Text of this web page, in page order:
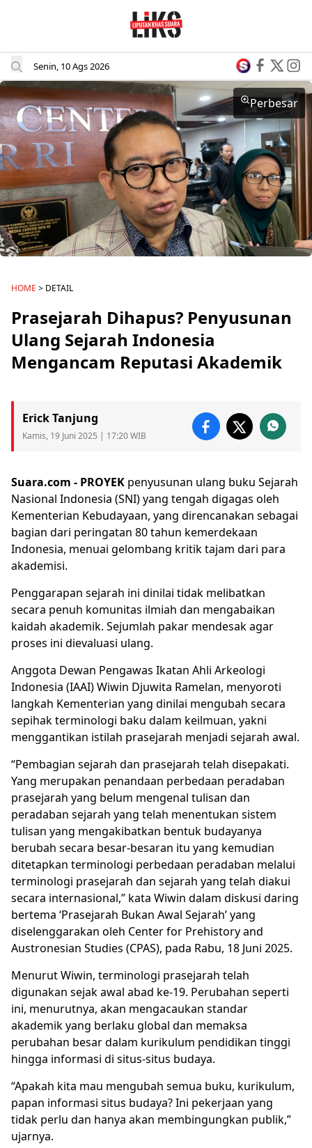
Senin, 10 Ags 2026
Perbesar
HOME > DETAIL
Prasejarah Dihapus? Penyusunan
Ulang Sejarah Indonesia
Mengancam Reputasi Akademik
Erick Tanjung
Kamis, 19 Juni 2025 | 17:20 WIB
Suara.com - PROYEK penyusunan ulang buku Sejarah
Nasional Indonesia (SNI) yang tengah digagas oleh
Kementerian Kebudayaan, yang direncanakan sebagai
bagian dari peringatan 80 tahun kemerdekaan
Indonesia, menuai gelombang kritik tajam dari para
akademisi.
Penggarapan sejarah ini dinilai tidak melibatkan
secara penuh komunitas ilmiah dan mengabaikan
kaidah akademik. Sejumlah pakar mendesak agar
proses ini dievaluasi ulang.
Anggota Dewan Pengawas Ikatan Ahli Arkeologi
Indonesia (IAAI) Wiwin Djuwita Ramelan, menyoroti
langkah Kementerian yang dinilai mengubah secara
sepihak terminologi baku dalam keilmuan, yakni
menggantikan istilah prasejarah menjadi sejarah awal.
“Pembagian sejarah dan prasejarah telah disepakati.
Yang merupakan penandaan perbedaan peradaban
prasejarah yang belum mengenal tulisan dan
peradaban sejarah yang telah menentukan sistem
tulisan yang mengakibatkan bentuk budayanya
berubah secara besar-besaran itu yang kemudian
ditetapkan terminologi perbedaan peradaban melalui
terminologi prasejarah dan sejarah yang telah diakui
secara internasional,” kata Wiwin dalam diskusi daring
bertema ‘Prasejarah Bukan Awal Sejarah’ yang
diselenggarakan oleh Center for Prehistory and
Austronesian Studies (CPAS), pada Rabu, 18 Juni 2025.
Menurut Wiwin, terminologi prasejarah telah
digunakan sejak awal abad ke-19. Perubahan seperti
ini, menurutnya, akan mengacaukan standar
akademik yang berlaku global dan memaksa
perubahan besar dalam kurikulum pendidikan tinggi
hingga informasi di situs-situs budaya.
“Apakah kita mau mengubah semua buku, kurikulum,
papan informasi situs budaya? Ini pekerjaan yang
tidak perlu dan hanya akan membingungkan publik,”
ujarnya.